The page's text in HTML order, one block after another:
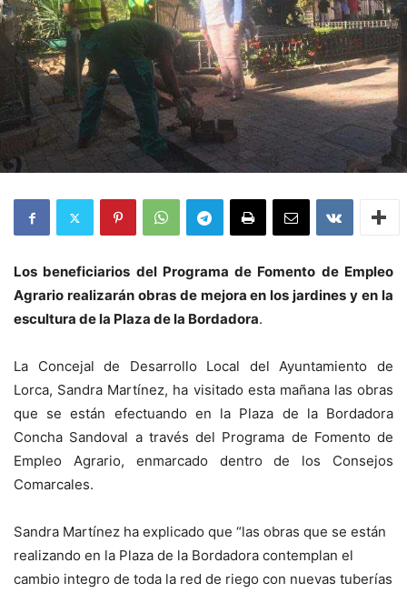
Los beneficiarios del Programa de Fomento de Empleo
Agrario realizarán obras de mejora en los jardines y en la
escultura de la Plaza de la Bordadora.
La Concejal de Desarrollo Local del Ayuntamiento de
Lorca, Sandra Martínez, ha visitado esta mañana las obras
que se están efectuando en la Plaza de la Bordadora
Concha Sandoval a través del Programa de Fomento de
Empleo Agrario, enmarcado dentro de los Consejos
Comarcales.
Sandra Martínez ha explicado que “las obras que se están
realizando en la Plaza de la Bordadora contemplan el
cambio integro de toda la red de riego con nuevas tuberías